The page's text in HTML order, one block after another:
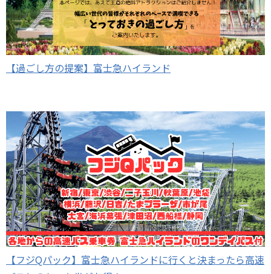
【過ごし方の提案】富士急ハイランド
【フジQパック】富士急ハイランドに行くと決まったら高速